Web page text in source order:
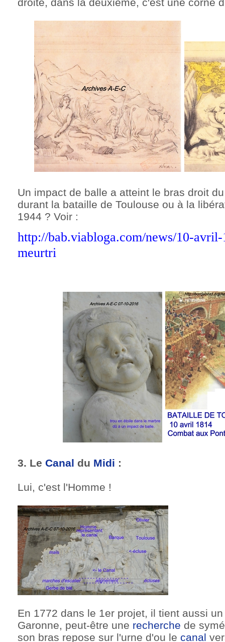
droite, dans la deuxième, c'est une corne
Un impact de balle a atteint le bras droit
durant la bataille de Toulouse ou à la
1944 ? Voir :
http://bab.viabloga.com/news/10-
meurtri
3. Le Canal du Midi :
Lui, c'est l'Homme !
En 1772 dans le 1er projet, il tient aussi
Garonne, peut-être une recherche de
son bras repose sur l'urne d'ou le canal